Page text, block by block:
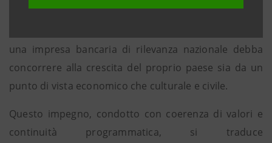
comunità in cui opera quale vera e propria
una impresa bancaria di rilevanza nazionale debba
concorrere alla crescita del proprio paese sia da un
punto di vista economico che culturale e civile.
Questo impegno, condotto con coerenza di valori e
continuità programmatica, si traduce